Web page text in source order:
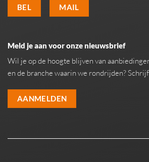
BEL MAIL
Meld je aan voor onze nieuwsbrief
Wil je op de hoogte blijven van
en de branche waarin we rondrijden?
AANMELDEN